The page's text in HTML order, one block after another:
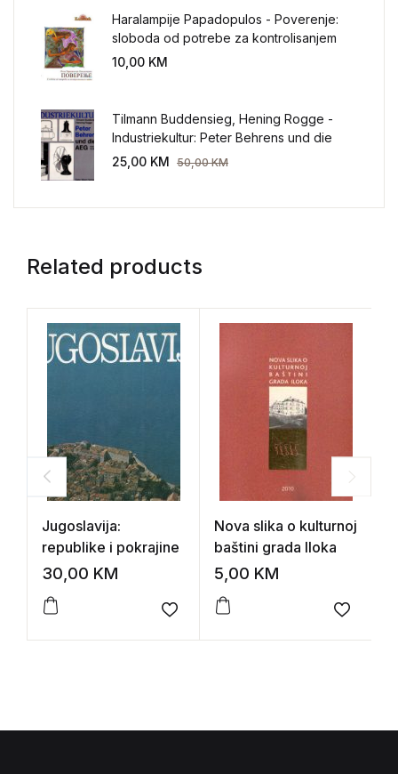
Haralampije Papadopulos - Poverenje:
sloboda od potrebe za kontrolisanjem
sveta
10,00 KM
Tilmann Buddensieg, Hening Rogge -
Industriekultur: Peter Behrens und die
AEG 1907-1914.
25,00 KM 50,00KM
Related products
Jugoslavija:
republike i pokrajine
30,00 KM
Add to wishlist
Nova slika o kulturnoj
baštini grada Iloka
5,00 KM
Add to